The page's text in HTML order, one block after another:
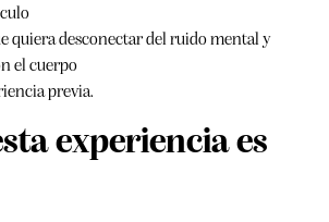
quiera desconectar del ruido mental y
el cuerpo
previa.
experiencia es